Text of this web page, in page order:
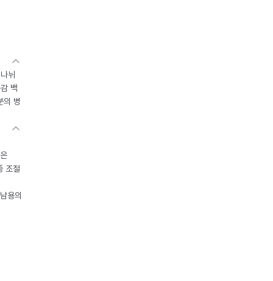
뉘
백
의 병
조절
용의